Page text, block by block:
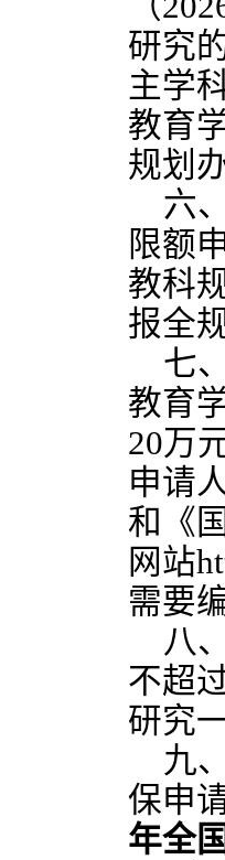
研究
主学
教育
规划
六
限额
教科
报全
七
教育
20万
申请
和《
网站
需要
八
不超
研究
九
保申
年全